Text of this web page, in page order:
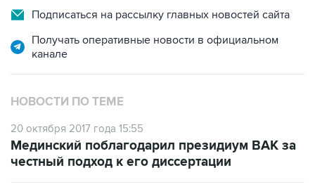
Получать оперативные новости в официальном
НОВОСТИ ПО ТЕМЕ
20 октября 2017 года 15:55
честный подход к его диссертации
20 октября 2017 года 13:03